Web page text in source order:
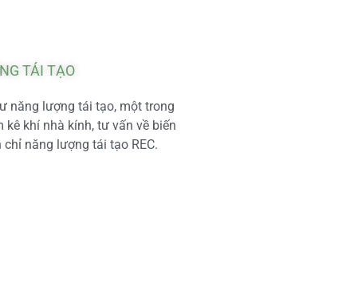
TÁI TẠO
năng lượng tái tạo, một trong
khí nhà kính, tư vấn về biến
năng lượng tái tạo REC.